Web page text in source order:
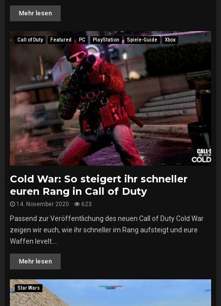
Mehr lesen
Call of Duty Featured PC PlayStation Spiele-Guide Xbox
Cold War: So steigert ihr schneller
euren Rang in Call of Duty
14. November 2020 623
Passend zur Veröffentlichung des neuen Call of Duty Cold War
zeigen wir euch, wie ihr schneller im Rang aufsteigt und eure
Waffen levelt....
Mehr lesen
Star Wars